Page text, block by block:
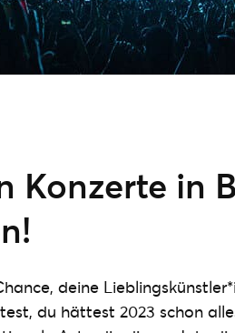
Konzerte in
deine
du hättest 2023 schon